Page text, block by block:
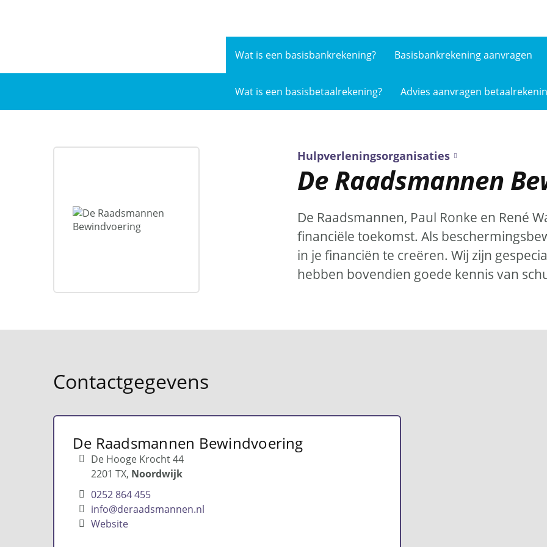
Wat is een basis­bankrekening?
Basisbankrekening aanvragen
Wat is een basis­betaalrekening? Advies aanvragen
Hulpverleningsorganisaties
De Raadsmannen
De Raadsmannen, Paul Ronke en René
financiële toekomst. Als
in je financiën te creëren. Wij zijn
hebben bovendien goede kennis van
Contactgegevens
De Raadsmannen Bewindvoering
De Hooge Krocht 44
2201 TX Noordwijk
0252 864 455
info@deraadsmannen.nl
Website